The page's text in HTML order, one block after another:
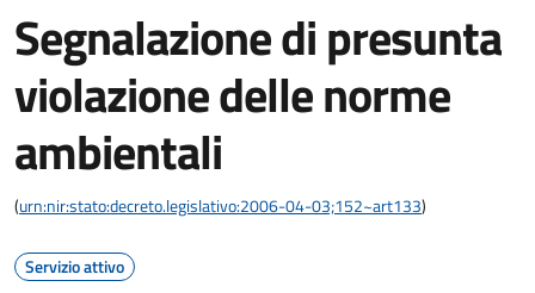
Segnalazione di presunta
violazione delle norme
ambientali
(urn:nir:stato:decreto.legislativo:2006-04-03;152~art133)
Servizio attivo